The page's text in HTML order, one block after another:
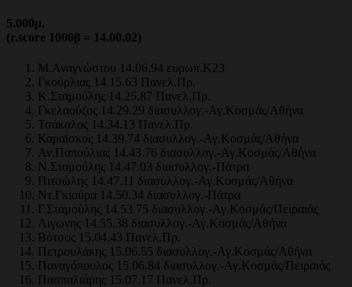
5.000μ.
(r.score 1000β = 14.00.02)
Μ.Αναγνώστου 14.06.94 ευρωπ.Κ23
Γκούρλιας 14.15.63 Πανελ.Πρ.
Κ.Σταμούλης 14.25.87 Πανελ.Πρ.
Γκελαούζος 14.29.29 διασυλλογ.-Αγ.Κοσμάς/Αθήνα
Τσάκαλος 14.34.13 Πανελ.Πρ.
Καραϊσκος 14.39.74 διασυλλογ.-Αγ.Κοσμάς/Αθήνα
Αν.Παπούλιας 14.43.76 διασυλλογ.-Αγ.Κοσμάς/Αθήνα
Ν.Σταμούλης 14.47.03 διασυλλογ.-Πάτρα
Πιτσώλης 14.47.11 διασυλλογ.-Αγ.Κοσμάς/Αθήνα
Ντ.Γκιούρα 14.50.34 διασυλλογ.-Πάτρα
Γ.Σταμούλης 14.53.75 διασυλλογ.-Αγ.Κοσμάς/Πειραιάς
Λιγωνης 14.55.38 διασυλλογ.-Αγ.Κοσμάς/Αθήνα
Βότσος 15.04.43 Πανελ.Πρ.
Πετρουλάκης 15.06.55 διασυλλογ.-Αγ.Κοσμάς/Αθήνα
Παναγόπουλος 15.06.84 διασυλλογ.-Αγ.Κοσμάς/Πειραιάς
Πασπαλιάρης 15.07.17 Πανελ.Πρ.